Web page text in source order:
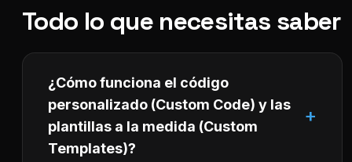
Todo lo que necesitas saber
¿Cómo funciona el código
personalizado (Custom Code) y las
plantillas a la medida (Custom
Templates)?